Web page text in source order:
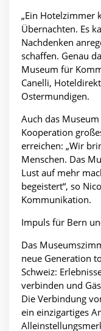
„Ein Hotelzimmer
Übernachten. Es
Nachdenken
schaffen. Genau
Museum für
Canelli,
Ostermundigen.
Auch das
Kooperation
erreichen: „Wir
Menschen. Das
Lust auf mehr
begeistert“, so
Kommunikation.
Impuls für Bern
Das
neue Generation
Schweiz:
verbinden und
Die Verbindung
ein einzigartiges